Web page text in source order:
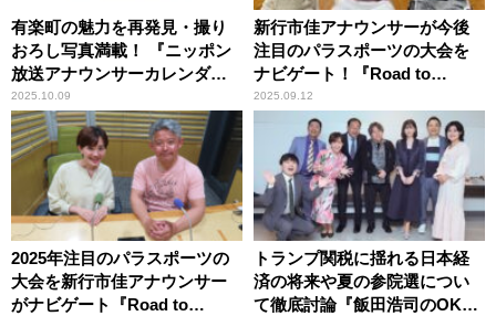
有楽町の魅力を再発見・撮り
おろし写真満載！ 『ニッポン
放送アナウンサーカレンダー
2026』
2025.10.09
新行市佳アナウンサーが今後
注目のパラスポーツの大会を
ナビゲート！『Road to
Dream パラアスリート』
2025.09.12
2025年注目のパラスポーツの
大会を新行市佳アナウンサー
がナビゲート『Road to
トランプ関税に揺れる日本経
済の将来や夏の参院選につい
て徹底討論『飯田浩司のOK！